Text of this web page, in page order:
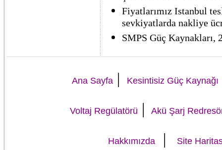
Fiyatlarımız Istanbul
sevkiyatlarda nakliye
SMPS Güç
Ana Sayfa| Kesintisiz Güç Kaynağı
Voltaj Regülatörü | Akü Şarj
Hakkımızda| Site